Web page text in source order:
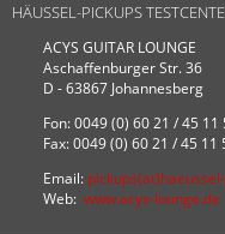
HÄUSSEL-PICKUPS
ACYS GUITAR LOUNGE
Aschaffenburger Str. 36
D - 63867 Johannesberg
Fon: 0049 (0) 60 21 / 45 11
Fax: 0049 (0) 60 21 / 45 11
Email:
Web: www.acys-lounge.de